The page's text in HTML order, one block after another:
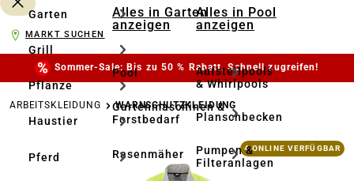
Garten
Grill
Pflanze
Haustier
Pferd
Alles in Garten
anzeigen
Pool
Gartenmaschinen &
Forstbedarf
Rasenmäher
Alles in Pool
anzeigen
Aufstellpools
& Whirlpools
Planschbecken
Pumpen &
Filteranlagen
MARKT SUCHEN
Sommer-Sale: Bis zu 50 % Rabatt. Schnell zugreifen!
ARBEITSKLEIDUNG WARNSCHUTZKLEIDUNG
Bildergalerie überspringen 4 ONLINE VERFÜGBAR